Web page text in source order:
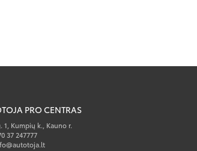
PRO CENTRAS
1, Kumpių k., Kauno r.
37 247777